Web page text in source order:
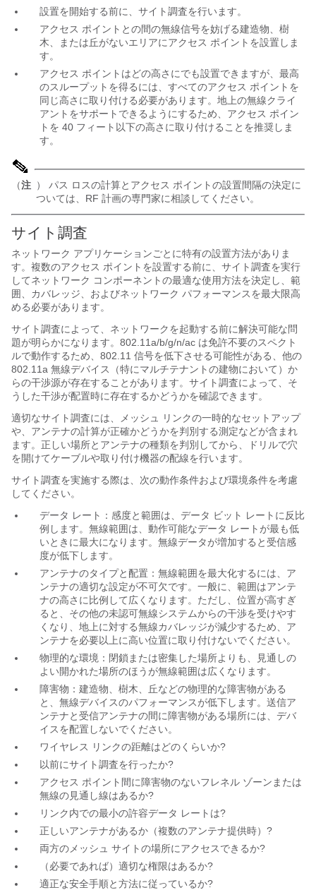
設置を開始する前に、サイト調査を行います。
アクセス ポイントとの間の無線信号を妨げる建造物、樹
木、または丘がないエリアにアクセス ポイントを設置しま
す。
アクセス ポイントはどの高さにでも設置できますが、最高
のスループットを得るには、すべてのアクセス ポイントを
同じ高さに取り付ける必要があります。地上の無線クライ
アントをサポートできるようにするため、アクセス ポイン
トを 40 フィート以下の高さに取り付けることを推奨しま
す。
（注 ） パス ロスの計算とアクセス ポイントの設置間隔の決定に
ついては、RF 計画の専門家に相談してください。
サイト 調査
ネットワーク アプリケーションごとに特有の設置方法がありま
す。複数のアクセス ポイントを設置する前に、サイト調査を実行
してネットワーク コンポーネントの最適な使用方法を決定し、範
囲、カバレッジ、およびネットワーク パフォーマンスを最大限高
める必要があります。
サイト調査によって、ネットワークを起動する前に解決可能な問
題が明らかになります。802.11a/b/g/n/ac は免許不要のスペクト
ルで動作するため、802.11 信号を低下させる可能性がある、他の
802.11a 無線デバイス（特にマルチテナントの建物において）か
らの干渉源が存在することがあります。サイト調査によって、そ
うした干渉が配置時に存在するかどうかを確認できます。
適切なサイト調査には、メッシュ リンクの一時的なセットアップ
や、アンテナの計算が正確かどうかを判別する測定などが含まれ
ます。正しい場所とアンテナの種類を判別してから、ドリルで穴
を開けてケーブルや取り付け機器の配線を行います。
サイト調査を実施する際は、次の動作条件および環境条件を考慮
してください。
データ レート：感度と範囲は、データ ビット レートに反比
例します。無線範囲は、動作可能なデータ レートが最も低
いときに最大になります。無線データが増加すると受信感
度が低下します。
アンテナのタイプと配置：無線範囲を最大化するには、ア
ンテナの適切な設定が不可欠です。一般に、範囲はアンテ
ナの高さに比例して広くなります。ただし、位置が高すぎ
ると、その他の未認可無線システムからの干渉を受けやす
くなり、地上に対する無線カバレッジが減少するため、ア
ンテナを必要以上に高い位置に取り付けないでください。
物理的な環境：閉鎖または密集した場所よりも、見通しの
よい開かれた場所のほうが無線範囲は広くなります。
障害物：建造物、樹木、丘などの物理的な障害物がある
と、無線デバイスのパフォーマンスが低下します。送信ア
ンテナと受信アンテナの間に障害物がある場所には、デバ
イスを配置しないでください。
ワイヤレス リンクの距離はどのくらいか?
以前にサイト調査を行ったか?
アクセス ポイント間に障害物のないフレネル ゾーンまたは
無線の見通し線はあるか?
リンク内での最小の許容データ レートは?
正しいアンテナがあるか（複数のアンテナ提供時）?
両方のメッシュ サイトの場所にアクセスできるか?
（必要であれば）適切な権限はあるか?
適正な安全手順と方法に従っているか?